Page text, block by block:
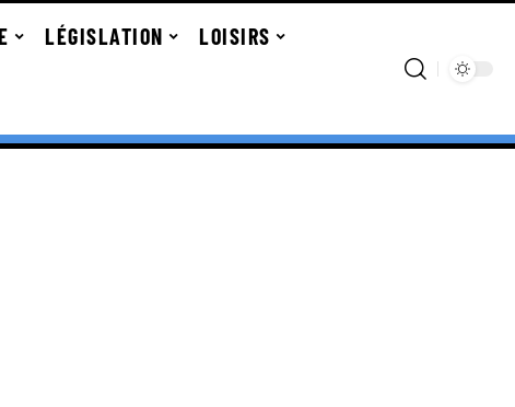
LÉGISLATION LOISIRS